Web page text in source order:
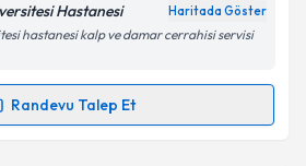
işlenmesine ilişkin
ve kişisel verilerimin belirtilen
kabul ediyorum.
Hastanesi Haritada Göster
hastanesi kalp ve damar cerrahisi servisi
Randevu Talep Et
Talebi